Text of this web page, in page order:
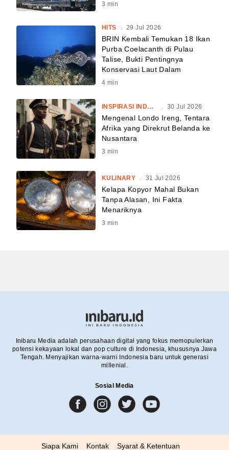
3 min
HITS . 29 Jul 2026
BRIN Kembali Temukan 18 Ikan
Purba Coelacanth di Pulau
Talise, Bukti Pentingnya
Konservasi Laut Dalam
4 min
INSPIRASI INDONESIA 30 Jul 2026
Mengenal Londo Ireng, Tentara
Afrika yang Direkrut Belanda ke
Nusantara
3 min
KULINARY 31 Jul 2026
Kelapa Kopyor Mahal Bukan
Tanpa Alasan, Ini Fakta
Menariknya
3 min
Inibaru Media adalah perusahaan digital yang fokus memopulerkan
potensi kekayaan lokal dan pop culture di Indonesia, khususnya Jawa
Tengah. Menyajikan warna-warni Indonesia baru untuk generasi
millenial.
Sosial Media
Siapa Kami Kontak Syarat & Ketentuan